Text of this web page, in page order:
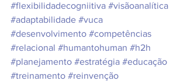
#flexibilidadecogniitiva #visãoanalítica
#adaptabilidade #vuca
#desenvolvimento #competências
#relacional #humantohuman #h2h
#planejamento #estratégia #educação
#treinamento #reinvenção